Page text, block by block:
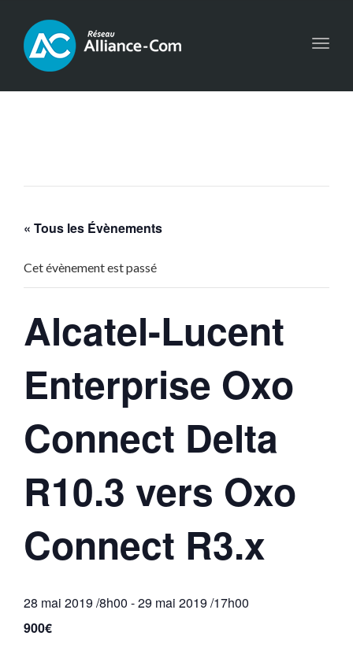
« Tous les Évènements
Cet évènement est passé
Alcatel-Lucent
Enterprise Oxo
Connect Delta
R10.3 vers Oxo
Connect R3.x
28 mai 2019 /8h00 -29 mai 2019 /17h00
900€